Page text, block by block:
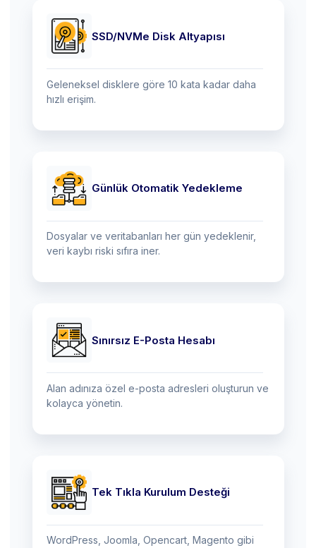
SSD/NVMe Disk Altyapısı
Geleneksel disklere göre 10 kata kadar daha
hızlı erişim.
Günlük Otomatik Yedekleme
Dosyalar ve veritabanları her gün yedeklenir,
veri kaybı riski sıfıra iner.
Sınırsız E-Posta Hesabı
Alan adınıza özel e-posta adresleri oluşturun ve
kolayca yönetin.
Tek Tıkla Kurulum Desteği
WordPress, Joomla, Opencart, Magento gibi